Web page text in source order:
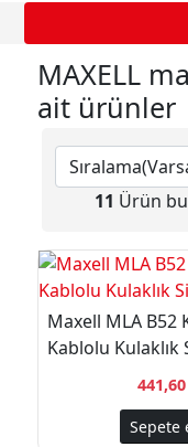
MAXELL
ait ürünler
11 Ürün
Maxell MLA B52
Kablolu Kulaklık
Sepete